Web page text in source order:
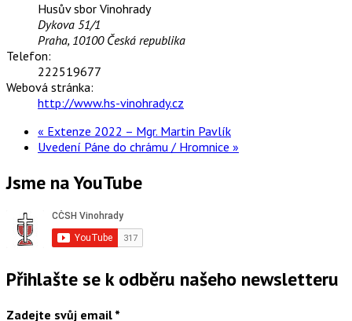
Husův sbor Vinohrady
Dykova 51/1
Praha, 10100 Česká republika
Telefon:
222519677
Webová stránka:
http://www.hs-vinohrady.cz
« Extenze 2022 – Mgr. Martin Pavlík
Uvedení Páne do chrámu / Hromnice »
Jsme na YouTube
Přihlašte se k odběru našeho newsletteru
Zadejte svůj email *